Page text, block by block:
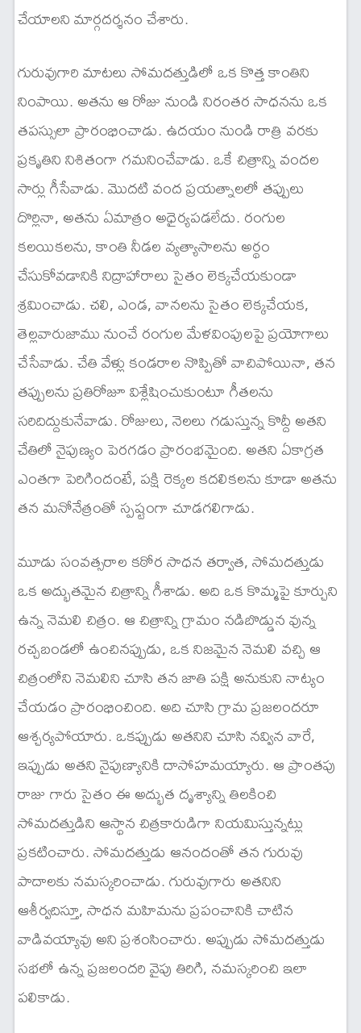
చేయాలని మార్గదర్శనం చేశారు.
గురువుగారి మాటలు సోమదత్తుడిలో ఒక కొత్త కాంతిని
నింపాయి. అతను ఆ రోజు నుండి నిరంతర సాధనను ఒక
తపస్సులా ప్రారంభించాడు. ఉదయం నుండి రాత్రి వరకు
ప్రకృతిని నిశితంగా గమనించేవాడు. ఒకే చిత్రాన్ని వందల
సార్లు గీసేవాడు. మొదటి వంద ప్రయత్నాలలో తప్పులు
దొర్లినా, అతను ఏమాత్రం అధైర్యపడలేదు. రంగుల
కలయికలను, కాంతి నీడల వ్యత్యాసాలను అర్థం
చేసుకోవడానికి నిద్రాహారాలు సైతం లెక్కచేయకుండా
శ్రమించాడు. చలి, ఎండ, వానలను సైతం లెక్కచేయక,
తెల్లవారుజాము నుంచే రంగుల మేళవింపులపై ప్రయోగాలు
చేసేవాడు. చేతి వేళ్లు కండరాల నొప్పితో వాచిపోయినా, తన
తప్పులను ప్రతిరోజూ విశ్లేషించుకుంటూ గీతలను
సరిదిద్దుకునేవాడు. రోజులు, నెలలు గడుస్తున్న కొద్దీ అతని
చేతిలో నైపుణ్యం పెరగడం ప్రారంభమైంది. అతని ఏకాగ్రత
ఎంతగా పెరిగిందంటే, పక్షి రెక్కల కదలికలను కూడా అతను
తన మనోనేత్రంతో స్పష్టంగా చూడగలిగాడు.
మూడు సంవత్సరాల కఠోర సాధన తర్వాత, సోమదత్తుడు
ఒక అద్భుతమైన చిత్రాన్ని గీశాడు. అది ఒక కొమ్మపై కూర్చుని
ఉన్న నెమలి చిత్రం. ఆ చిత్రాన్ని గ్రామం నడిబొడ్డున వున్న
రచ్చబండలో ఉంచినప్పుడు, ఒక నిజమైన నెమలి వచ్చి ఆ
చిత్రంలోని నెమలిని చూసి తన జాతి పక్షి అనుకుని నాట్యం
చేయడం ప్రారంభించింది. అది చూసి గ్రామ ప్రజలందరూ
ఆశ్చర్యపోయారు. ఒకప్పుడు అతనిని చూసి నవ్విన వారే,
ఇప్పుడు అతని నైపుణ్యానికి దాసోహమయ్యారు. ఆ ప్రాంతపు
రాజు గారు సైతం ఈ అద్భుత దృశ్యాన్ని తిలకించి
సోమదత్తుడిని ఆస్థాన చిత్రకారుడిగా నియమిస్తున్నట్లు
ప్రకటించారు. సోమదత్తుడు ఆనందంతో తన గురువు
పాదాలకు నమస్కరించాడు. గురువుగారు అతనిని
ఆశీర్వదిస్తూ, సాధన మహిమను ప్రపంచానికి చాటిన
వాడివయ్యావు అని ప్రశంసించారు. అప్పుడు సోమదత్తుడు
సభలో ఉన్న ప్రజలందరి వైపు తిరిగి, నమస్కరించి ఇలా
పలికాడు.